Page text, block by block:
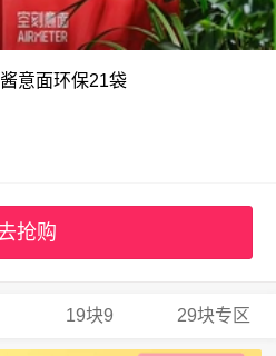
意面环保21袋
抢购
19块9 29块专区